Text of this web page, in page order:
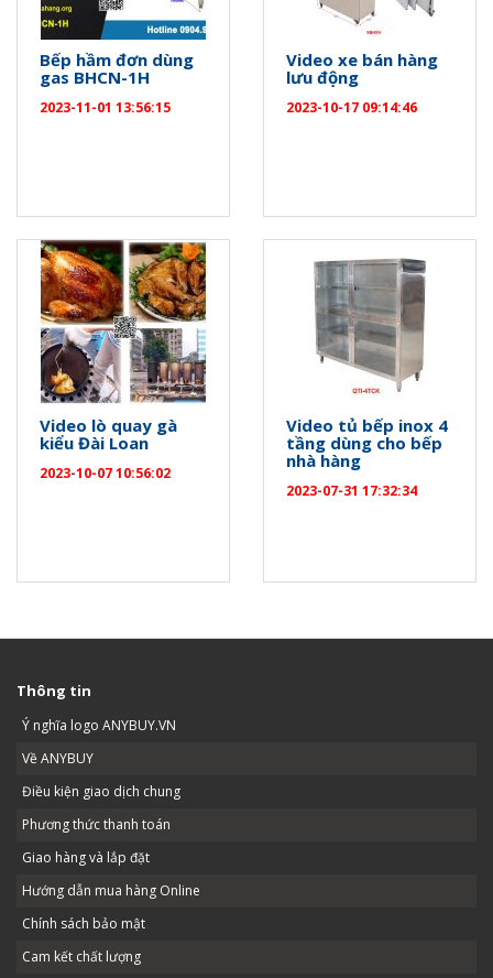
Bếp hầm đơn dùng
gas BHCN-1H
2023-11-01 13:56:15
Video xe bán hàng
lưu động
2023-10-17 09:14:46
Video lò quay gà
kiểu Đài Loan
2023-10-07 10:56:02
Video tủ bếp inox 4
tầng dùng cho bếp
nhà hàng
2023-07-31 17:32:34
Thông tin
Ý nghĩa logo ANYBUY.VN
Về ANYBUY
Điều kiện giao dịch chung
Phương thức thanh toán
Giao hàng và lắp đặt
Hướng dẫn mua hàng Online
Chính sách bảo mật
Cam kết chất lượng